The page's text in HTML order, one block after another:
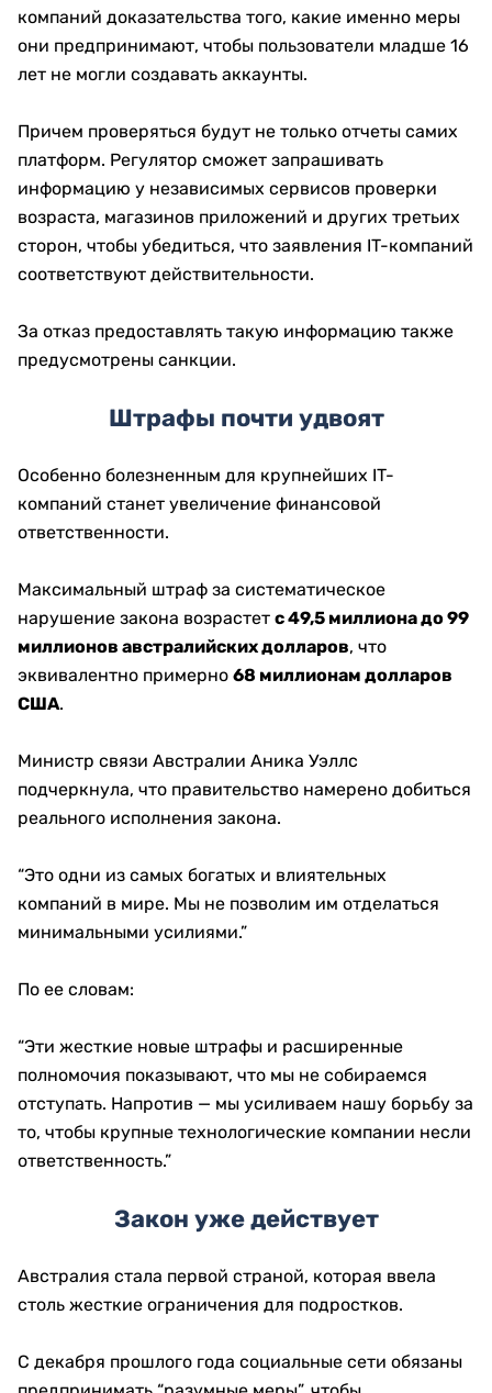
компаний доказательства того, какие именно меры
они предпринимают, чтобы пользователи младше 16
лет не могли создавать аккаунты.
Причем проверяться будут не только отчеты самих
платформ. Регулятор сможет запрашивать
информацию у независимых сервисов проверки
возраста, магазинов приложений и других третьих
сторон, чтобы убедиться, что заявления IT-компаний
соответствуют действительности.
За отказ предоставлять такую информацию также
предусмотрены санкции.
Штрафы почти удвоят
Особенно болезненным для крупнейших IT-
компаний станет увеличение финансовой
ответственности.
Максимальный штраф за систематическое
нарушение закона возрастет с 49,5 миллиона до99
миллионов австралийских долларов, что
эквивалентно примерно 68 миллионам долларов
США.
Министр связи Австралии Аника Уэллс
подчеркнула, что правительство намерено добиться
реального исполнения закона.
“Это одни из самых богатых и влиятельных
компаний в мире. Мы не позволим им отделаться
минимальными усилиями.”
По ее словам:
“Эти жесткие новые штрафы и расширенные
полномочия показывают, что мы не собираемся
отступать. Напротив — мы усиливаем нашу борьбу за
то, чтобы крупные технологические компании несли
ответственность.”
Закон уже действует
Австралия стала первой страной, которая ввела
столь жесткие ограничения для подростков.
С декабря прошлого года социальные сети обязаны